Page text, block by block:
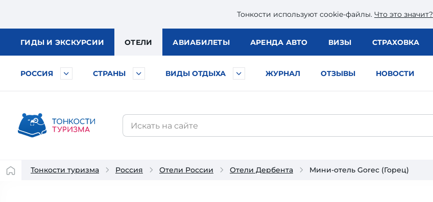
Тонкости используют сookie-файлы. Что это значит?
ГИДЫ И ЭКСКУРСИИ ОТЕЛИ АВИАБИЛЕТЫ АРЕНДА АВТО ВИЗЫ СТРАХОВКА
РОССИЯ СТРАНЫ ВИДЫ ОТДЫХА ЖУРНАЛ ОТЗЫВЫ НОВОСТИ
Тонкости туризма Россия Отели России Отели Дербента Мини-отель Gorec (Горец)